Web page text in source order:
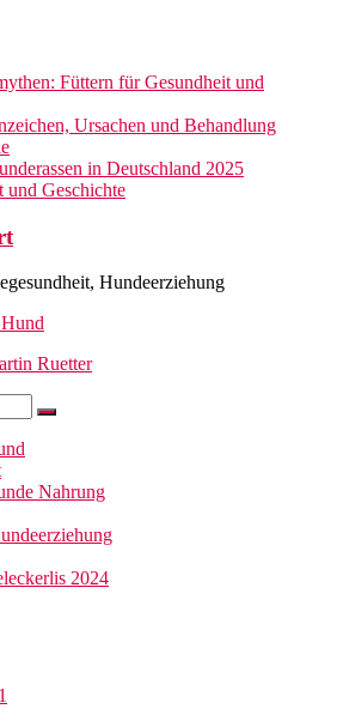
Füttern für Gesundheit und
Ursachen und Behandlung
in Deutschland 2025
Geschichte
Hundeerziehung
Nahrung
2024